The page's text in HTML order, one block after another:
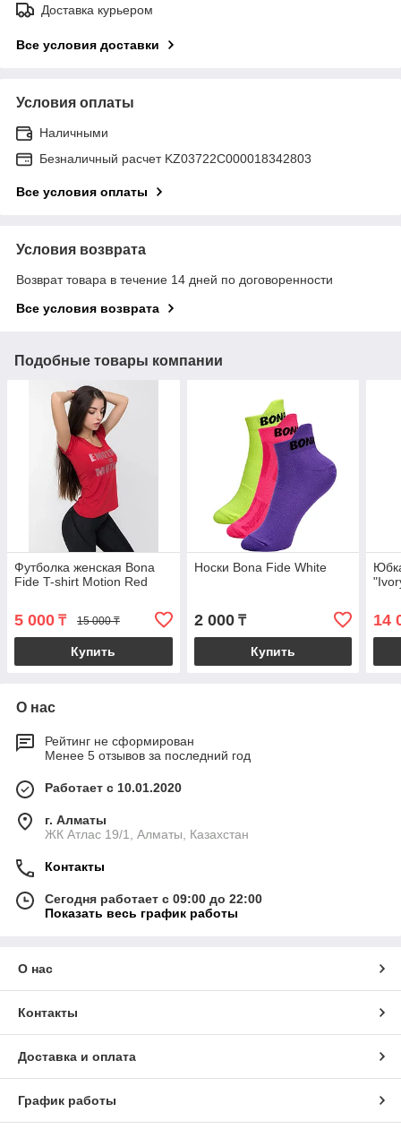
Доставка курьером
Все условия доставки
Условия оплаты
Наличными
Безналичный расчет KZ03722C000018342803
Все условия оплаты
Условия возврата
Возврат товара в течение 14 дней по договоренности
Все условия возврата
Подобные товары компании
Футболка женская Bona
Fide T-shirt Motion Red
5 000 ₸ 15 000 ₸
Купить
Носки Bona Fide White
2 000₸
Купить
14
О нас
Рейтинг не сформирован
Менее 5 отзывов за последний год
Работает с 10.01.2020
г. Алматы
ЖК Атлас 19/1, Алматы, Казахстан
Контакты
Сегодня работает с 09:00 до 22:00
Показать весь график работы
О нас
Контакты
Доставка и оплата
График работы